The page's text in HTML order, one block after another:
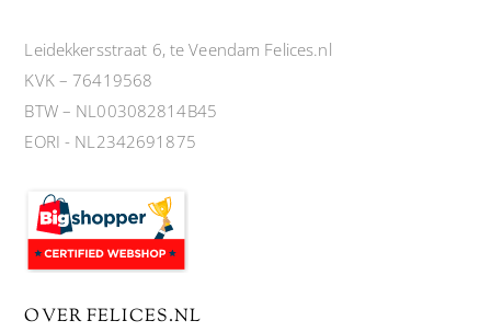
Leidekkersstraat 6, te Veendam Felices.nl
KVK – 76419568
BTW – NL003082814B45
EORI - NL2342691875
OVER FELICES.NL